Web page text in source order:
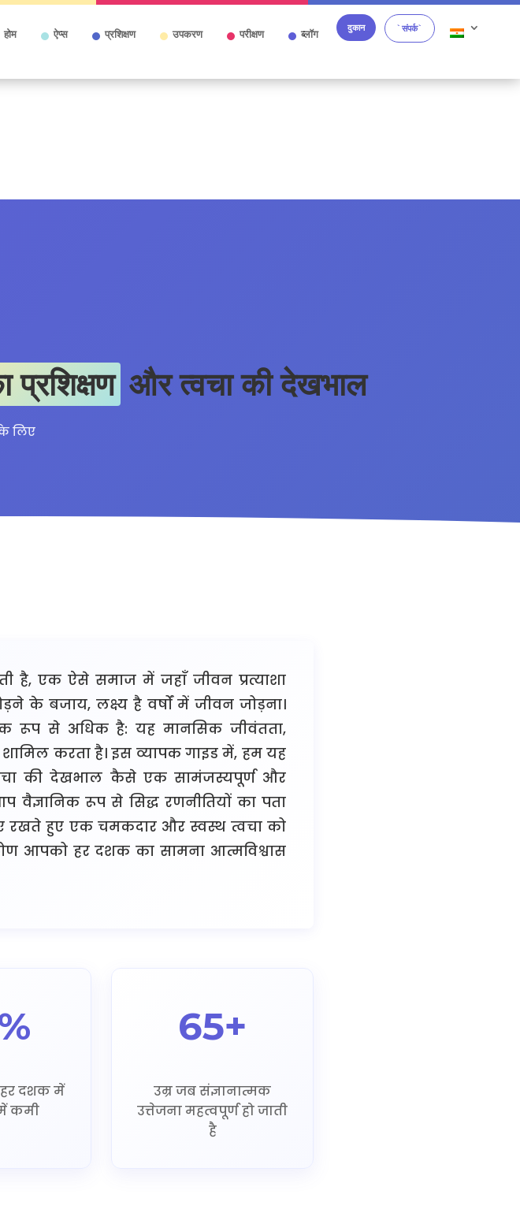
होम ऐप्स प्रशिक्षण उपकरण परीक्षण ब्लॉग दुकान `संपर्क`
प्रशिक्षण और त्वचा की देखभाल
लिए
है, एक ऐसे समाज में जहाँ जीवन प्रत्याशा
के बजाय, लक्ष्य है वर्षों में जीवन जोड़ना।
रूप से अधिक है: यह मानसिक जीवंतता,
करता है। इस व्यापक गाइड में, हम यह
की देखभाल कैसे एक सामंजस्यपूर्ण और
वैज्ञानिक रूप से सिद्ध रणनीतियों का पता
रखते हुए एक चमकदार और स्वस्थ त्वचा को
आपको हर दशक का सामना आत्मविश्वास
हर दशक में
कमी
65+
उम्र जब संज्ञानात्मक
उत्तेजना महत्वपूर्ण हो जाती
है